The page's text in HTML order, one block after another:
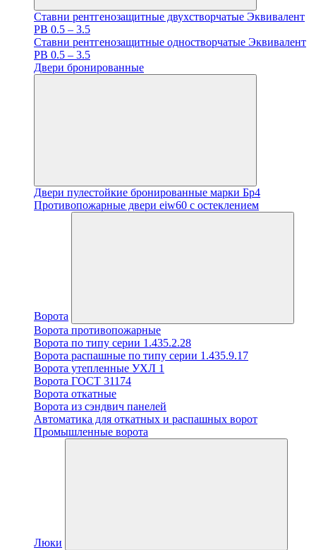
Ставни рентгенозащитные двухстворчатые Эквивалент
PB 0.5 – 3.5
Ставни рентгенозащитные одностворчатые Эквивалент
PB 0.5 – 3.5
Двери бронированные
Двери пулестойкие бронированные марки Бр4
Противопожарные двери eiw60 с остеклением
Ворота
Ворота противопожарные
Ворота по типу серии 1.435.2.28
Ворота распашные по типу серии 1.435.9.17
Ворота утепленные УХЛ 1
Ворота ГОСТ 31174
Ворота откатные
Ворота из сэндвич панелей
Автоматика для откатных и распашных ворот
Промышленные ворота
Люки